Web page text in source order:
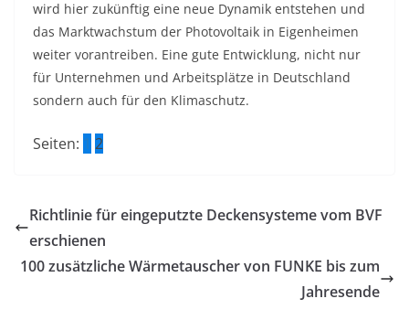
wird hier zukünftig eine neue Dynamik entstehen und
das Marktwachstum der Photovoltaik in Eigenheimen
weiter vorantreiben. Eine gute Entwicklung, nicht nur
für Unternehmen und Arbeitsplätze in Deutschland
sondern auch für den Klimaschutz.
Seiten: 1 2
Richtlinie für eingeputzte Deckensysteme vom BVF
erschienen
100 zusätzliche Wärmetauscher von FUNKE bis zum
Jahresende